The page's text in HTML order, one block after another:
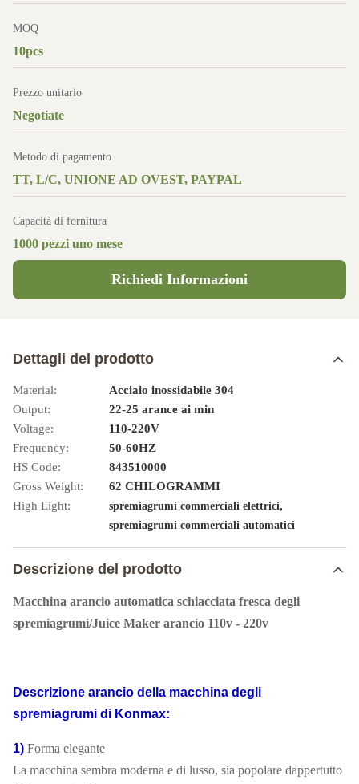
MOQ
10pcs
Prezzo unitario
Negotiate
Metodo di pagamento
TT, L/C, UNIONE AD OVEST, PAYPAL
Capacità di fornitura
1000 pezzi uno mese
Richiedi Informazioni
Dettagli del prodotto
Material:
Acciaio inossidabile 304
Output:
22-25 arance ai min
Voltage:
110-220V
Frequency:
50-60HZ
HS Code:
843510000
Gross Weight:
62 CHILOGRAMMI
High Light:
spremiagrumi commerciali elettrici,
spremiagrumi commerciali automatici
Descrizione del prodotto
Macchina arancio automatica schiacciata fresca degli
spremiagrumi/Juice Maker arancio 110v - 220v
Descrizione arancio della macchina degli
spremiagrumi di Konmax:
1) Forma elegante
La macchina sembra moderna e di lusso, sia popolare dappertutto